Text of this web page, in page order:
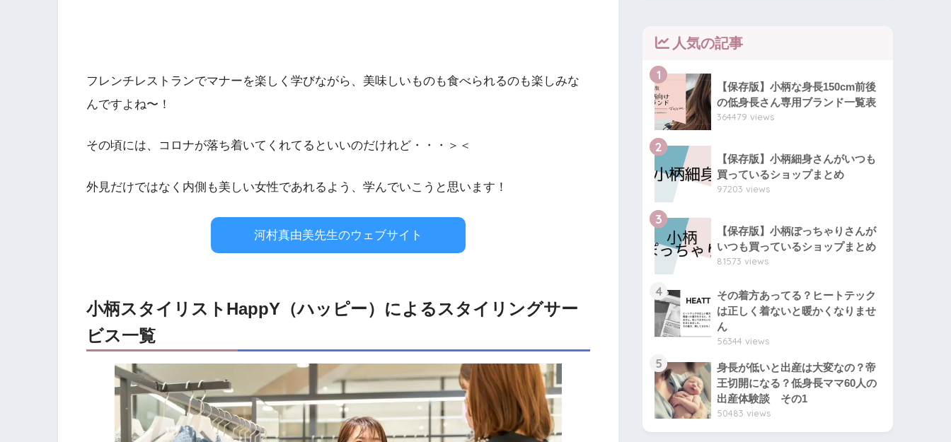
フレンチレストランでマナーを楽しく学びながら、美味しいものも食べられるのも楽しみな
んですよね〜！
その頃には、コロナが落ち着いてくれてるといいのだけれど・・・＞＜
外見だけではなく内側も美しい女性であれるよう、学んでいこうと思います！
河村真由美先生のウェブサイト
小柄スタイリストHappY（ハッピー）によるスタイリングサー
ビス一覧
人気の記事
1
【保存版】小柄な身長150cm前後
の低身長さん専用ブランド一覧表
364479 views
2
【保存版】小柄細身さんがいつも
買っているショップまとめ
97203 views
3
【保存版】小柄ぽっちゃりさんが
いつも買っているショップまとめ
81573 views
4
その着方あってる？ヒートテック
は正しく着ないと暖かくなりませ
ん
56344 views
5
身長が低いと出産は大変なの？帝
王切開になる？低身長ママ60人の
出産体験談 その1
50483 views